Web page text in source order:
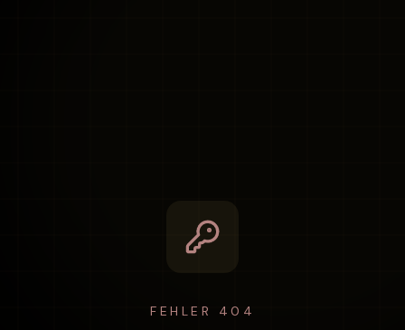
FEHLER 404